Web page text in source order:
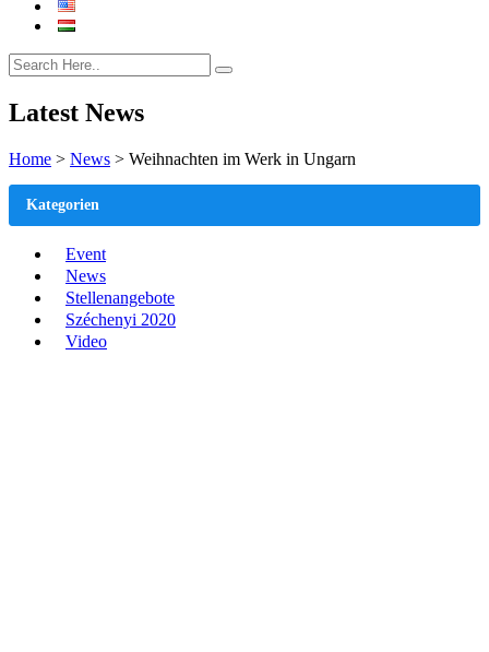
Latest News
Home > News > Weihnachten im Werk in Ungarn
Kategorien
Event
News
Stellenangebote
Széchenyi 2020
Video